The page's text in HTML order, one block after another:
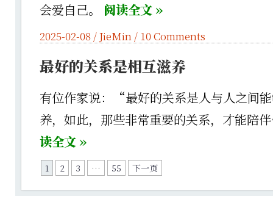
会爱自己。 阅读全文 »
2025-02-08 /JieMin / 10 Comments
最好的关系是相互滋养
有位作家说：“最好的关系是人与人之间
养，如此，那些非常重要的关系，才能陪
读全文 »
1 2 3 … 55 下一页